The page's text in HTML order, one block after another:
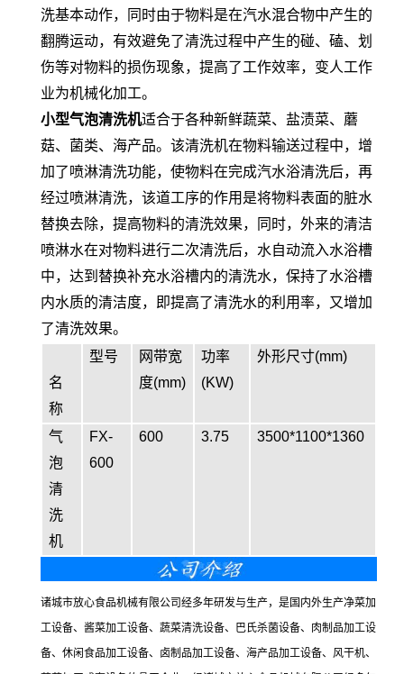
洗基本动作，同时由于物料是在汽水混合物中产生的
翻腾运动，有效避免了清洗过程中产生的碰、磕、划
伤等对物料的损伤现象，提高了工作效率，变人工作
业为机械化加工。
小型气泡清洗机适合于各种新鲜蔬菜、盐渍菜、蘑
菇、菌类、海产品。该清洗机在物料输送过程中，增
加了喷淋清洗功能，使物料在完成汽水浴清洗后，再
经过喷淋清洗，该道工序的作用是将物料表面的脏水
替换去除，提高物料的清洗效果，同时，外来的清洁
喷淋水在对物料进行二次清洗后，水自动流入水浴槽
中，达到替换补充水浴槽内的清洗水，保持了水浴槽
内水质的清洁度，即提高了清洗水的利用率，又增加
了清洗效果。
名
称
型号
网带宽
度(mm)
功率
(KW)
外形尺寸(mm)
气
泡
清
洗
机
FX-
600
600 3.75 3500*1100*1360
诸城市放心食品机械有限公司经多年研发与生产，是国内外生产净菜加
工设备、酱菜加工设备、蔬菜清洗设备、巴氏杀菌设备、肉制品加工设
备、休闲食品加工设备、卤制品加工设备、海产品加工设备、风干机、